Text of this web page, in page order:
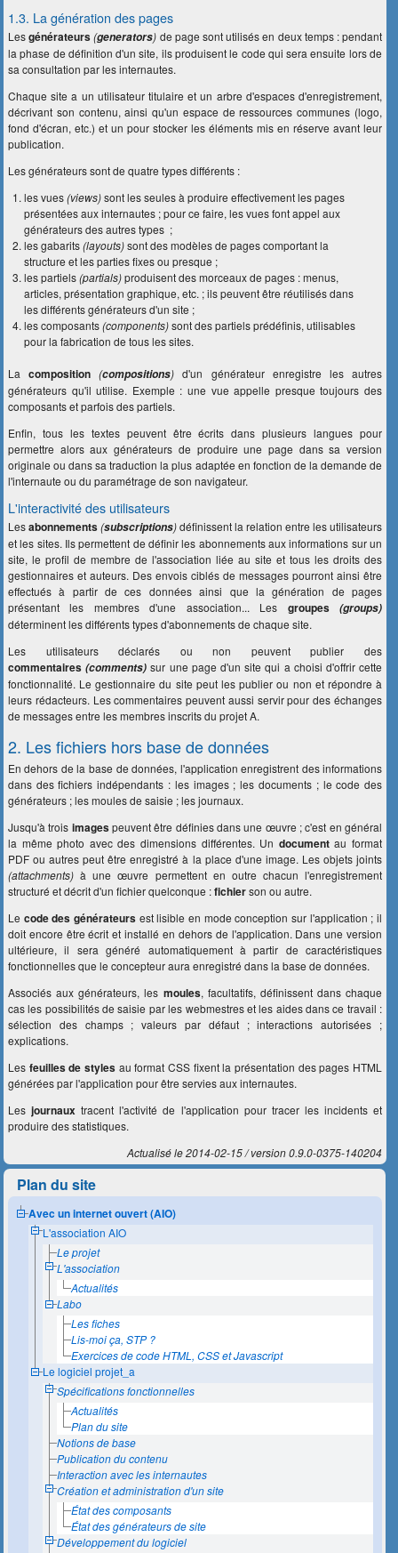
1.3. La génération des pages
Lesgénérateurs(generators) de page sont utilisés en deux temps : pendant
la phase de définition d'un site, ils produisent le code qui sera ensuite lors de
sa consultation par les internautes.
Chaque site a un utilisateur titulaire et un arbre d'espaces d'enregistrement,
décrivant son contenu, ainsi qu'un espace de ressources communes (logo,
fond d'écran, etc.) et un pour stocker les éléments mis en réserve avant leur
publication.
Les générateurs sont de quatre types différents :
les vues(views)sont les seules à produire effectivement les pages
présentées aux internautes ; pour ce faire, les vues font appel aux
générateurs des autres types ;
les gabarits(layouts)sont des modèles de pages comportant la
structure et les parties fixes ou presque ;
les partiels(partials)produisent des morceaux de pages : menus,
articles, présentation graphique, etc. ; ils peuvent être réutilisés dans
les différents générateurs d'un site ;
les composants(components)sont des partiels prédéfinis, utilisables
pour la fabrication de tous les sites.
Lacomposition (compositions) d'un générateur enregistre les autres
générateurs qu'il utilise. Exemple : une vue appelle presque toujours des
composants et parfois des partiels.
Enfin, tous les textes peuvent être écrits dans plusieurs langues pour
permettre alors aux générateurs de produire une page dans sa version
originale ou dans sa traduction la plus adaptée en fonction de la demande de
l'internaute ou du paramétrage de son navigateur.
L'interactivité des utilisateurs
Lesabonnements(subscriptions)définissent la relation entre les utilisateurs
et les sites. Ils permettent de définir les abonnements aux informations sur un
site, le profil de membre de l'association liée au site et tous les droits des
gestionnaires et auteurs. Des envois ciblés de messages pourront ainsi être
effectués à partir de ces données ainsi que la génération de pages
présentant les membres d'une association... Les groupes
(groups)
déterminent les différents types d'abonnements de chaque site.
Les utilisateurs déclarés ou non peuvent publier des
commentaires(comments) sur une page d'un site qui a choisi d'offrir cette
fonctionnalité. Le gestionnaire du site peut les publier ou non et répondre à
leurs rédacteurs. Les commentaires peuvent aussi servir pour des échanges
de messages entre les membres inscrits du projet A.
2. Les fichiers hors base de données
En dehors de la base de données, l'application enregistrent des informations
dans des fichiers indépendants : les images ; les documents ; le code des
générateurs ; les moules de saisie ; les journaux.
Jusqu'à trois imagespeuvent être définies dans une œuvre ; c'est en général
la même photo avec des dimensions différentes. Un documentau format
PDF ou autres peut être enregistré à la place d'une image. Les objets joints
(attachments)à une œuvre permettent en outre chacun l'enregistrement
structuré et décrit d'un fichier quelconque :fichierson ou autre.
Le code des générateursest lisible en mode conception sur l'application ; il
doit encore être écrit et installé en dehors de l'application. Dans une version
ultérieure, il sera généré automatiquement à partir de caractéristiques
fonctionnelles que le concepteur aura enregistré dans la base de données.
Associés aux générateurs, les moules, facultatifs, définissent dans chaque
cas les possibilités de saisie par les webmestres et les aides dans ce travail :
sélection des champs ; valeurs par défaut ; interactions autorisées ;
explications.
Les feuilles de stylesau format CSS fixent la présentation des pages HTML
générées par l'application pour être servies aux internautes.
Lesjournaux tracent l'activité de l'application pour tracer les incidents et
produire des statistiques.
Actualisé le 2014-02-15 version 0.9.0-0375-140204
Plan du site
Avec un internet ouvert (AIO)
L'association AIO
Le projet
L'association
Actualités
Labo
Les fiches
Lis-moi ça, STP ?
Exercices de code HTML, CSS et Javascript
Le logiciel projet_a
Spécifications fonctionnelles
Actualités
Plan du site
Notions de base
Publication du contenu
Interaction avec les internautes
Création et administration d'un site
État des composants
État des générateurs de site
Développement du logiciel